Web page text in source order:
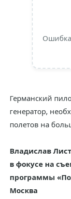
Германский
генератор,
полетов на
Владислав
в фокусе на
программы
Москва